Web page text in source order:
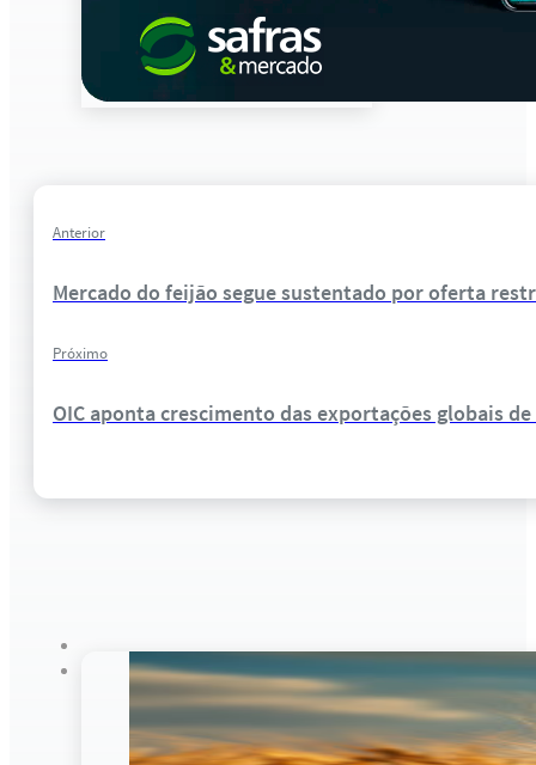
Anterior
Mercado do feijão segue sustentado por oferta
Próximo
OIC aponta crescimento das exportações globais